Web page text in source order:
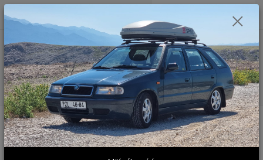
Menu
Hledat
Po - Pá 9:00 - 17:00
0,00 Kč
Úvod Sání Nerezová příruba na výrobu sání Felicia 1.6
Nerezová příruba na výrobu sání